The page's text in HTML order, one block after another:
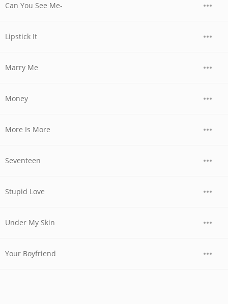
Can You See Me-
Lipstick It
Marry Me
Money
More Is More
Seventeen
Stupid Love
Under My Skin
Your Boyfriend